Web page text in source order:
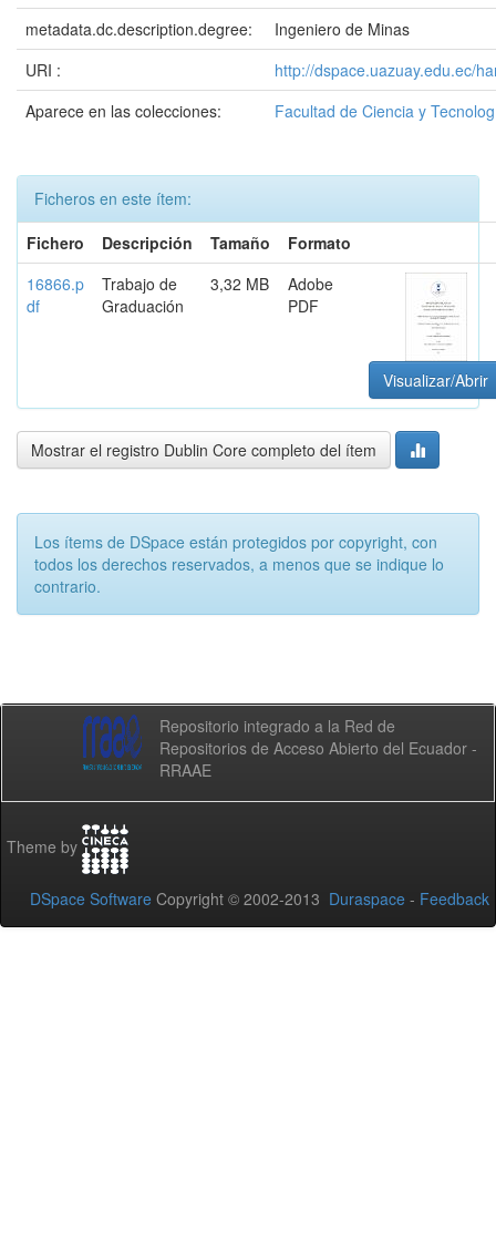
metadata.dc.description.degree:
Ingeniero de Minas
URI :
http://dspace.uazuay.edu.ec/
Aparece en las colecciones:
Facultad de Ciencia y
Ficheros en este ítem:
Fichero
Descripción Tamaño
Formato
16866.p
df
Trabajo de
Graduación
3,32 MB
Adobe
PDF
Visualizar/Abrir
Mostrar el registro Dublin Core completo del ítem
Los ítems de DSpace están protegidos por copyright, con
todos los derechos reservados, a menos que se indique lo
contrario.
Repositorio integrado a la Red de
Repositorios de Acceso Abierto del Ecuador -
RRAAE
Theme by
DSpace Software Copyright © 2002-2013 Duraspace - Feedback